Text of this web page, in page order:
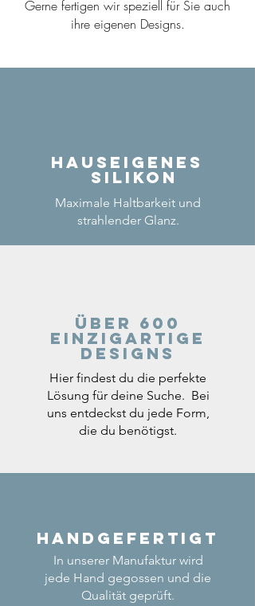
Gerne fertigen wir speziell für Sie auch
ihre eigenen Designs.
Hauseigenes
Silikon
Maximale Haltbarkeit und
strahlender Glanz.
Über 600
einzigartige
Designs
Hier findest du die perfekte
Lösung für deine Suche. Bei
uns entdeckst du jede Form,
die du benötigst.
Handgefertigt
In unserer Manufaktur wird
jede Hand gegossen und die
Qualität geprüft.